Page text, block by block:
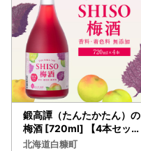
鍛高譚（たんたかたん）の
梅酒 [720ml] 【4本セッ
ト】_I012-0034
北海道白糠町